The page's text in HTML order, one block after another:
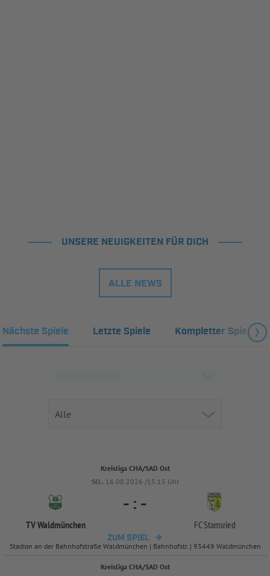
UNSERE NEUIGKEITEN FÜR DICH
ALLE NEWS
Nächste Spiele Letzte Spiele Kompletter Spielplan
Kreisliga CHA/SAD Ost
SO.. 16.08.2026 /15:15 Uhr
TV Waldmünchen
- : -
FC Stamsried
ZUM SPIEL
Stadion an der Bahnhofstraße Waldmünchen | Bahnhofstr. | 93449 Waldmünchen
Kreisliga CHA/SAD Ost